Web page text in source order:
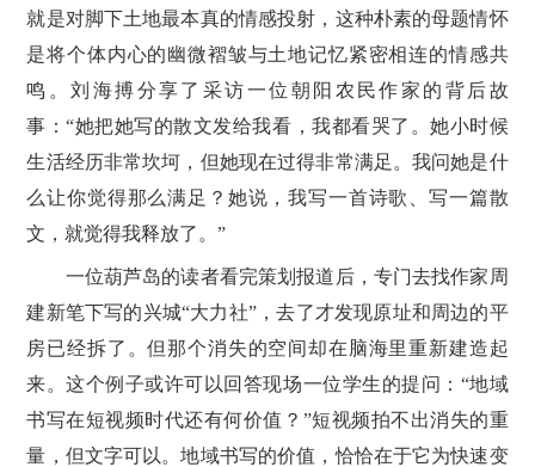
就是对脚下土地最本真的情感投射，这种朴素的母题情怀
是将个体内心的幽微褶皱与土地记忆紧密相连的情感共
鸣。刘海搏分享了采访一位朝阳农民作家的背后故
事：“她把她写的散文发给我看，我都看哭了。她小时候
生活经历非常坎坷，但她现在过得非常满足。我问她是什
么让你觉得那么满足？她说，我写一首诗歌、写一篇散
文，就觉得我释放了。”
一位葫芦岛的读者看完策划报道后，专门去找作家周
建新笔下写的兴城“大力社”，去了才发现原址和周边的平
房已经拆了。但那个消失的空间却在脑海里重新建造起
来。这个例子或许可以回答现场一位学生的提问：“地域
书写在短视频时代还有何价值？”短视频拍不出消失的重
量，但文字可以。地域书写的价值，恰恰在于它为快速变